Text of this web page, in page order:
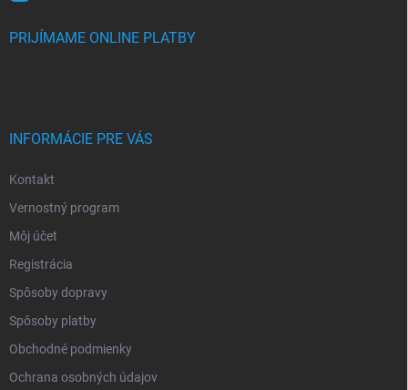
PRIJÍMAME ONLINE PLATBY
INFORMÁCIE PRE VÁS
Kontakt
Vernostný program
Môj účet
Registrácia
Spôsoby dopravy
Spôsoby platby
Obchodné podmienky
Ochrana osobných údajov